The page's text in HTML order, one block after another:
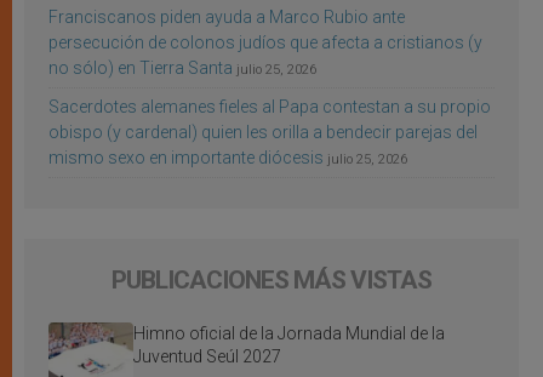
Franciscanos piden ayuda a Marco Rubio ante
persecución de colonos judíos que afecta a cristianos (y
no sólo) en Tierra Santa julio 25, 2026
Sacerdotes alemanes fieles al Papa contestan a su propio
obispo (y cardenal) quien les orilla a bendecir parejas del
mismo sexo en importante diócesis julio 25, 2026
PUBLICACIONES MÁS VISTAS
Himno oficial de la Jornada Mundial de la
Juventud Seúl 2027